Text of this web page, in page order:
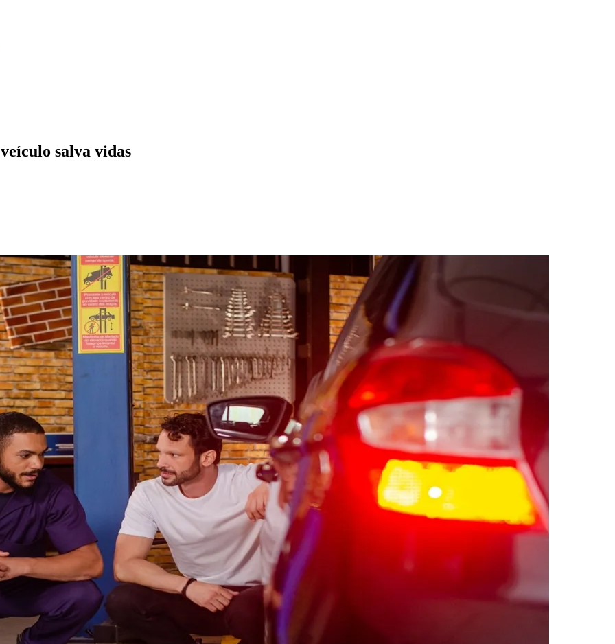
BethavilleBoa VistaCalifórnia CarapicuíbaCentro Cotia Cruz Preta
dos AltosJardim dos CamargosJardim EsperançaJardim GrazielaJardim IracemaJardim Itaquiti
Jardim ReginaliceJardim São Luís Jardim São PedroJardim São SilvestreJardim Silveira Jardim Tupã
Parque Viana Pirapora do Bom Jesus Recanto Phrynéa Santana de ParnaíbaSilveira Tamboré Vale do SolVila Barros
Votupoca
Bom Jesus Araçariguama Cajamar CaieirasFranco da Rocha Francisco Morato Taboão da SerraEmbu das Artes
salva vidas